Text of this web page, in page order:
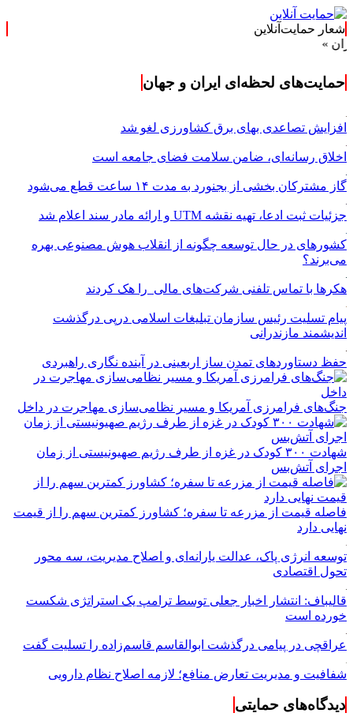
شعار حمایت‌آنلاین
حمایت‌های لحظه‌ای ایران و جهان
افزایش تصاعدی بهای برق کشاورزی لغو شد
اخلاق رسانه‌ای، ضامن سلامت فضای جامعه است
گاز مشترکان بخشی از بجنورد به مدت ۱۴ ساعت قطع می‌شود
جزئیات ثبت ادعا، تهیه نقشه UTM و ارائه مادر سند اعلام شد
کشورهای در حال توسعه چگونه از انقلاب هوش مصنوعی بهره
می‌برند؟
هکرها با تماس تلفنی شرکت‌های مالی را هک کردند
پیام تسلیت رئیس سازمان تبلیغات اسلامی درپی درگذشت
اندیشمند مازندرانی
حفظ دستاوردهای تمدن ساز اربعینی در آینده نگاری راهبردی
جنگ‌های فرامرزی آمریکا و مسیر نظامی‌سازی مهاجرت در داخل
شهادت ۳۰۰ کودک در غزه از طرف رژیم صهیونیستی از زمان
اجرای آتش‌بس
فاصله قیمت از مزرعه تا سفره؛ کشاورز کمترین سهم را از قیمت
نهایی دارد
توسعه انرژی پاک، عدالت یارانه‌ای و اصلاح مدیریت، سه محور
تحول اقتصادی
قالیباف: انتشار اخبار جعلی توسط ترامپ یک استراتژی شکست
خورده است
عراقچی در پیامی درگذشت ابوالقاسم قاسم‌زاده را تسلیت گفت
شفافیت و مدیریت تعارض منافع؛ لازمه اصلاح نظام دارویی
دیدگاه‌های حمایتی